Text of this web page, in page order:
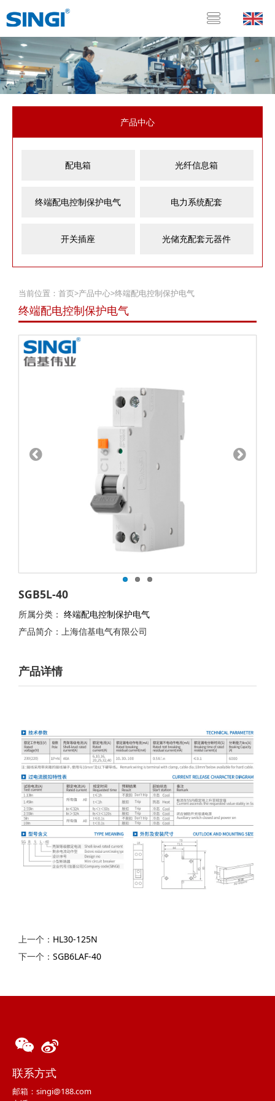
产品中心
配电箱 光纤信息箱
终端配电控制保护电气 电力系统配套
开关插座 光储充配套元器件
当前位置： 首页>产品中心>终端配电控制保护电气
终端配电控制保护电气
SGB5L-40
所属分类： 终端配电控制保护电气
产品简介：上海信基电气有限公司
产品详情
上一个： HL30-125N
下一个： SGB6LAF-40
联系方式
邮箱：singi@188.com